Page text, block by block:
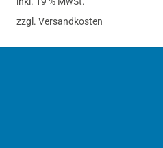
zzgl. Versandkosten